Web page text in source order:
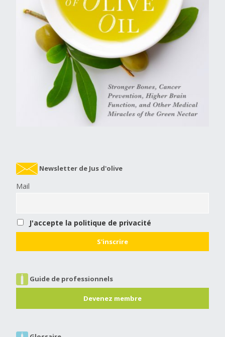
Newsletter de Jus d'olive
Mail
J'accepte la politique de privacité
Guide de professionnels
Devenez membre